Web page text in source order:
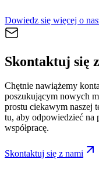
Dowiedz się więcej o
Skontaktuj się
Chętnie nawiążemy
poszukującym nowych
prostu ciekawym naszej
tu, aby odpowiedzieć na
współpracę.
Skontaktuj się z nami